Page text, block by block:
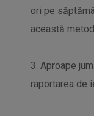
ori pe
această
3. Aproape
raportarea de